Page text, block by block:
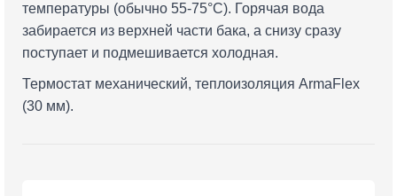
температуры (обычно 55-75°C). Горячая вода
забирается из верхней части бака, а снизу сразу
поступает и подмешивается холодная.
Термостат механический, теплоизоляция ArmaFlex
(30 мм).